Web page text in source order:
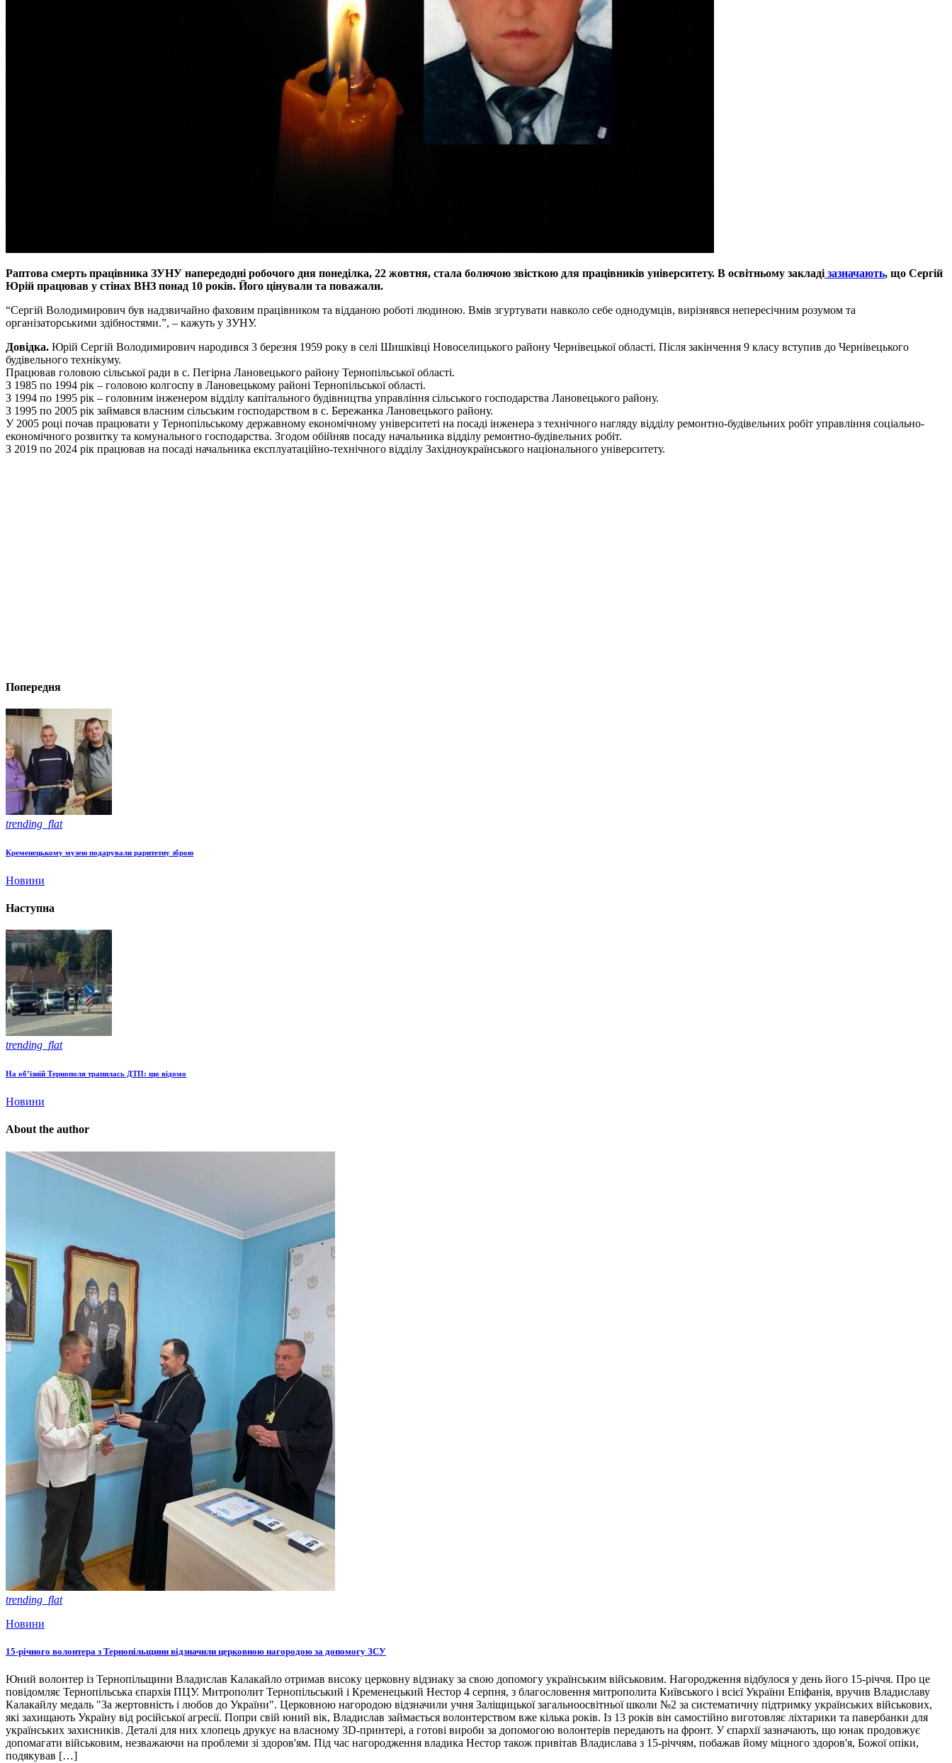
Раптова смерть працівника ЗУНУ напередодні робочого дня понеділка, 22 жовтня, стала болючою звісткою для працівників університету. В освітньому закладі зазначають, що Сергій
Юрій працював у стінах ВНЗ понад 10 років. Його цінували та поважали.
“Сергій Володимирович був надзвичайно фаховим працівником та відданою роботі людиною. Вмів згуртувати навколо себе однодумців, вирізнявся непересічним розумом та
організаторськими здібностями.”, – кажуть у ЗУНУ.
Довідка. Юрій Сергій Володимирович народився 3 березня 1959 року в селі Шишківці Новоселицького району Чернівецької області. Після закінчення 9 класу вступив до Чернівецького
будівельного технікуму.
Працював головою сільської ради в с. Пегірна Лановецького району Тернопільської області.
З 1985 по 1994 рік – головою колгоспу в Лановецькому районі Тернопільської області.
З 1994 по 1995 рік – головним інженером відділу капітального будівництва управління сільського господарства Лановецького району.
З 1995 по 2005 рік займався власним сільським господарством в с. Бережанка Лановецького району.
У 2005 році почав працювати у Тернопільському державному економічному університеті на посаді інженера з технічного нагляду відділу ремонтно-будівельних робіт управління соціально-
економічного розвитку та комунального господарства. Згодом обійняв посаду начальника відділу ремонтно-будівельних робіт.
З 2019 по 2024 рік працював на посаді начальника експлуатаційно-технічного відділу Західноукраїнського національного університету.
Попередня
trending_flat
Кременецькому музею подарували раритетну зброю
Новини
Наступна
trending_flat
На об’їзній Тернополя трапилась ДТП: що відомо
Новини
About the author
trending_flat
Новини
15-річного волонтера з Тернопільщини відзначили церковною нагородою за допомогу ЗСУ
Юний волонтер із Тернопільщини Владислав Калакайло отримав високу церковну відзнаку за свою допомогу українським військовим. Нагородження відбулося у день його 15-річчя. Про це
повідомляє Тернопільська єпархія ПЦУ. Митрополит Тернопільський і Кременецький Нестор 4 серпня, з благословення митрополита Київського і всієї України Епіфанія, вручив Владиславу
Калакайлу медаль "За жертовність і любов до України". Церковною нагородою відзначили учня Заліщицької загальноосвітньої школи №2 за систематичну підтримку українських військових,
які захищають Україну від російської агресії. Попри свій юний вік, Владислав займається волонтерством вже кілька років. Із 13 років він самостійно виготовляє ліхтарики та павербанки для
українських захисників. Деталі для них хлопець друкує на власному 3D-принтері, а готові вироби за допомогою волонтерів передають на фронт. У єпархії зазначають, що юнак продовжує
допомагати військовим, незважаючи на проблеми зі здоров'ям. Під час нагородження владика Нестор також привітав Владислава з 15-річчям, побажав йому міцного здоров'я, Божої опіки,
подякував […]